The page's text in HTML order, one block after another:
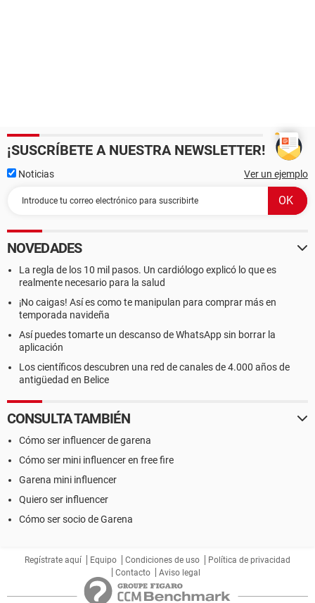
¡SUSCRÍBETE A NUESTRA NEWSLETTER!
Noticias Ver un ejemplo
NOVEDADES
La regla de los 10 mil pasos. Un cardiólogo explicó lo que es
realmente necesario para la salud
¡No caigas! Así es como te manipulan para comprar más en
temporada navideña
Así puedes tomarte un descanso de WhatsApp sin borrar la
aplicación
Los científicos descubren una red de canales de 4.000 años de
antigüedad en Belice
CONSULTA TAMBIÉN
Cómo ser influencer de garena
Cómo ser mini influencer en free fire
Garena mini influencer
Quiero ser influencer
Cómo ser socio de Garena
Regístrate aquí Equipo Condiciones de uso
Política de privacidad
Contacto
Aviso legal